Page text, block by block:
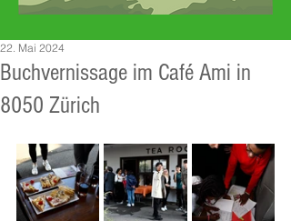
Buchvernissage im Café Ami in
8050 Zürich
22. Mai 2024